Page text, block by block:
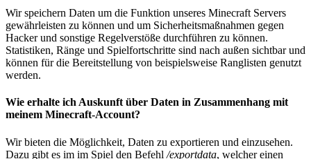
Wir speichern Daten um die Funktion unseres Minecraft Servers
gewährleisten zu können und um Sicherheitsmaßnahmen gegen
Hacker und sonstige Regelverstöße durchführen zu können.
Statistiken, Ränge und Spielfortschritte sind nach außen sichtbar und
können für die Bereitstellung von beispielsweise Ranglisten genutzt
werden.
Wie erhalte ich Auskunft über Daten in Zusammenhang mit
meinem Minecraft-Account?
Wir bieten die Möglichkeit, Daten zu exportieren und einzusehen.
Dazu gibt es im im Spiel den Befehl /exportdata, welcher einen